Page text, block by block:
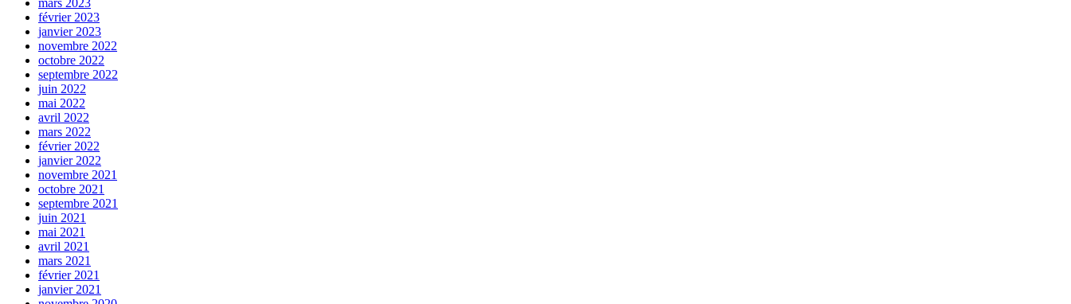
mars 2023
février 2023
janvier 2023
novembre 2022
octobre 2022
septembre 2022
juin 2022
mai 2022
avril 2022
mars 2022
février 2022
janvier 2022
novembre 2021
octobre 2021
septembre 2021
juin 2021
mai 2021
avril 2021
mars 2021
février 2021
janvier 2021